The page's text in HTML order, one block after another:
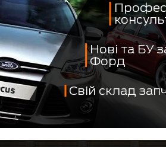
Нові та БУ
Форд
Свій склад